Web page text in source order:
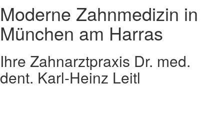
Moderne Zahnmedizin in
München am Harras
Ihre Zahnarztpraxis Dr. med.
dent. Karl-Heinz Leitl